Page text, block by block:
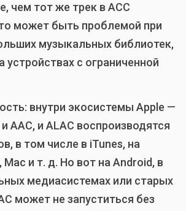
чем тот же трек в ACC
может быть проблемой при
музыкальных библиотек,
устройствах с ограниченной
внутри экосистемы Apple —
AAC, и ALAC воспроизводятся
в том числе в iTunes, на
Mac и т. д. Но вот на Android, в
медиасистемах или старых
может не запуститься без